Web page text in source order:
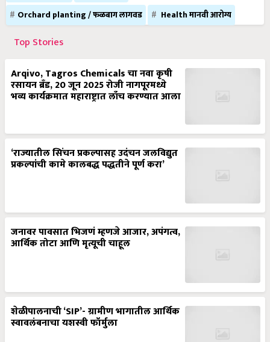
Orchard planting / फळबाग लागवड
Health मानवी आरोग्य
Top Stories
Arqivo, Tagros Chemicals चा नवा कृषी
रसायन ब्रँड, 20 जून 2025 रोजी नागपूरमध्ये
भव्य कार्यक्रमात महाराष्ट्रात लाँच करण्यात आला
‘राज्यातील सिंचन प्रकल्पासह उदंचन जलविद्युत
प्रकल्पांची कामे कालबद्ध पद्धतीने पूर्ण करा’
जनावर पावसात भिजणं म्हणजे आजार, अपंगत्व,
आर्थिक तोटा आणि मृत्यूची चाहूल
शेळीपालनाची ‘SIP’- ग्रामीण भागातील आर्थिक
स्वावलंबनाचा यशस्वी फॉर्मुला